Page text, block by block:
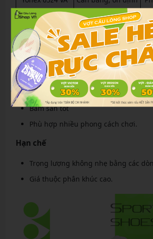
Yonex Aerus
Siêu nhẹ
Yonex Eclipsion
Ổn định cao
Yonex Comfort
Êm và thoải mái
Ưu điểm của Yonex 65z4 VA
Độ ổn định cao
Bám sân tốt
Phù hợp nhiều phong cách chơi.
Hạn chế
Trọng lượng không nhẹ bằng các
Giá thuộc phân khúc cao.